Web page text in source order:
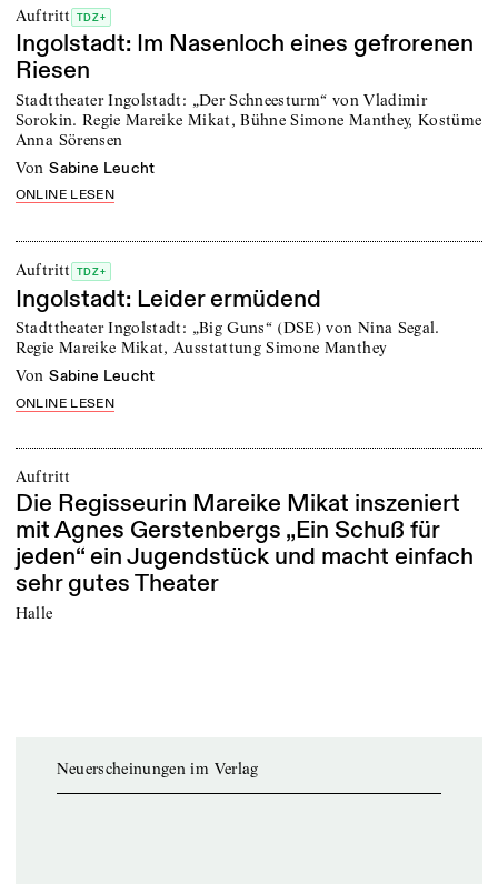
Auftritt TDZ+
Ingolstadt: Im Nasenloch eines gefrorenen
Riesen
Stadttheater Ingolstadt: „Der Schneesturm“ von Vladimir
Sorokin. Regie Mareike Mikat, Bühne Simone Manthey, Kostüme
Anna Sörensen
von Sabine Leucht
ONLINE LESEN
Auftritt TDZ+
Ingolstadt: Leider ermüdend
Stadttheater Ingolstadt: „Big Guns“ (DSE) von Nina Segal.
Regie Mareike Mikat, Ausstattung Simone Manthey
von Sabine Leucht
ONLINE LESEN
Auftritt
Die Regisseurin Mareike Mikat inszeniert
mit Agnes Gerstenbergs „Ein Schuß für
jeden“ ein Jugendstück und macht einfach
sehr gutes Theater
Halle
Neuerscheinungen im Verlag